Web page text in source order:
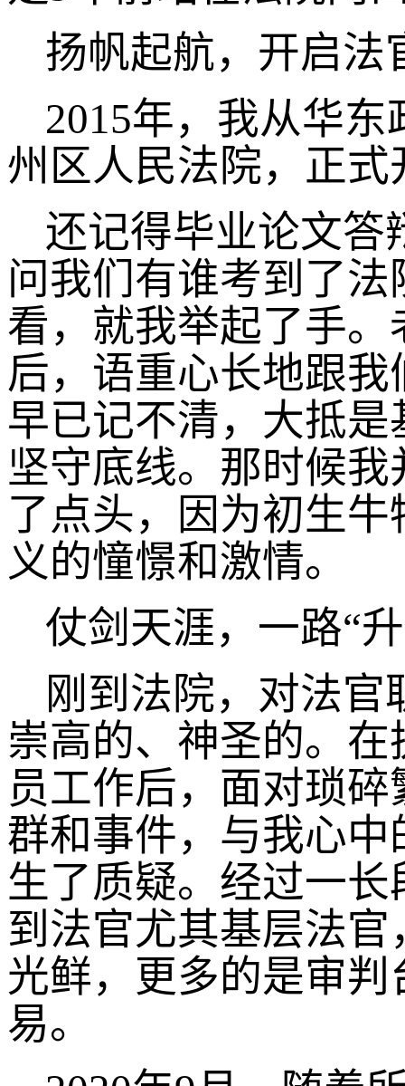
扬帆起航，开启法
2015年，我从华
州区人民法院，正
还记得毕业论文答
问我们有谁考到了
看，就我举起了手
后，语重心长地跟
早已记不清，大抵
坚守底线。那时候
了点头，因为初生
义的憧憬和激情。
仗剑天涯，一路“
刚到法院，对法
崇高的、神圣的。
员工作后，面对琐
群和事件，与我心
生了质疑。经过一
到法官尤其基层法
光鲜，更多的是审
易。